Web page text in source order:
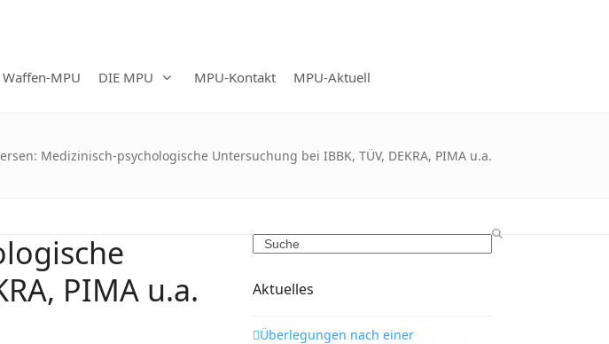
Waffen-MPU DIE MPU MPU-Kontakt MPU-Aktuell
Medizinisch-psychologische Untersuchung bei IBBK, TÜV, DEKRA, PIMA u.a.
PIMA u.a.
Search
Aktuelles
Überlegungen nach einer